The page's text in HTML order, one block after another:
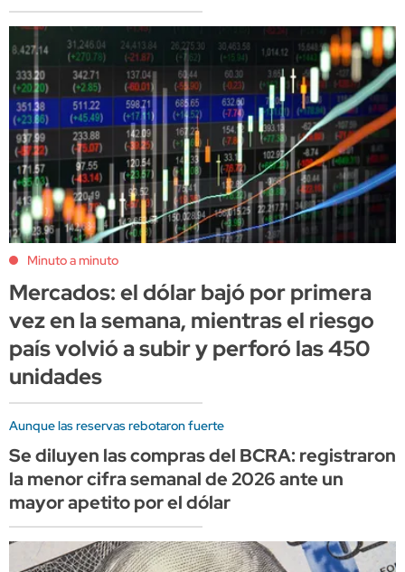
Minuto a minuto
Mercados: el dólar bajó por primera
vez en la semana, mientras el riesgo
país volvió a subir y perforó las 450
unidades
Aunque las reservas rebotaron fuerte
Se diluyen las compras del BCRA: registraron
la menor cifra semanal de 2026 ante un
mayor apetito por el dólar